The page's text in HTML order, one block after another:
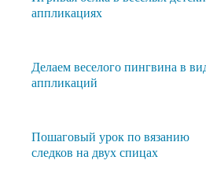
аппликациях
Делаем веселого пингвина в
аппликаций
Пошаговый урок по вязанию
следков на двух спицах